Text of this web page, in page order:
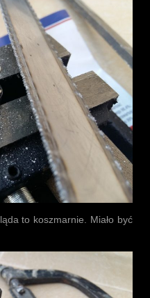
to koszmarnie. Miało być